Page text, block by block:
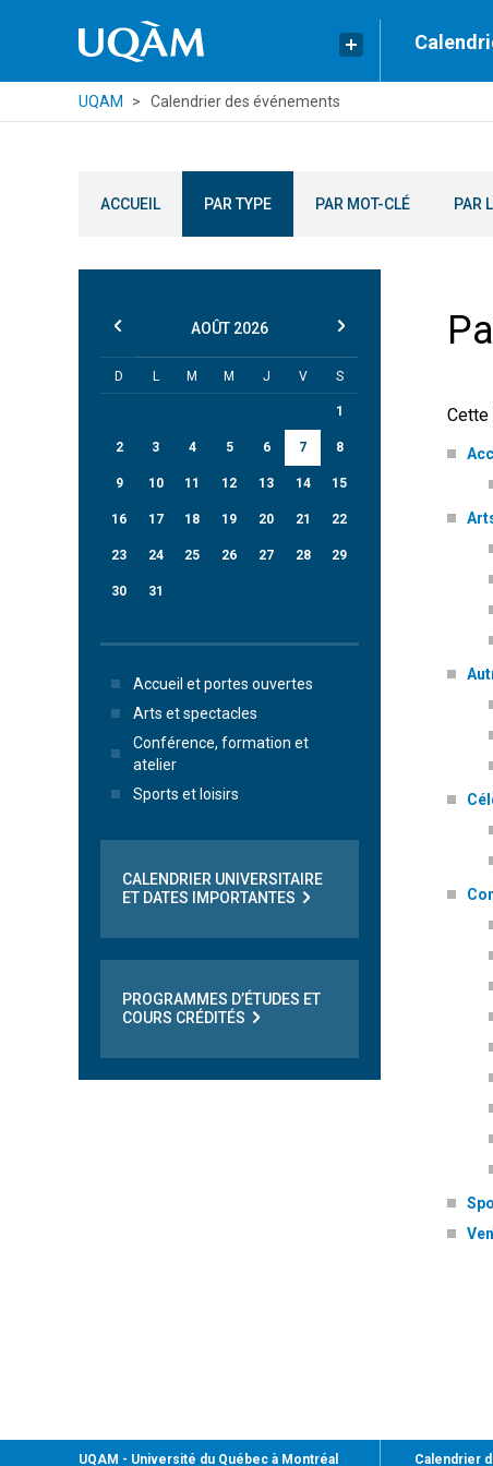
UQAM Calendrier des événements
ACCUEIL PAR TYPE PAR MOT-CLÉ PAR
Cette
AOÛT 2026
D L M M J V S
1
2 3 4 5 6 7 8
9 10 11 12 13 14 15
16 17 18 19 20 21 22
23 24 25 26 27 28 29
30 31
Accueil et portes ouvertes
Arts et spectacles
Conférence, formation et
atelier
Sports et loisirs
CALENDRIER UNIVERSITAIRE
ET DATES IMPORTANTES
PROGRAMMES D’ÉTUDES ET
COURS CRÉDITÉS
UQAM - Université du Québec à Montréal Calendrier